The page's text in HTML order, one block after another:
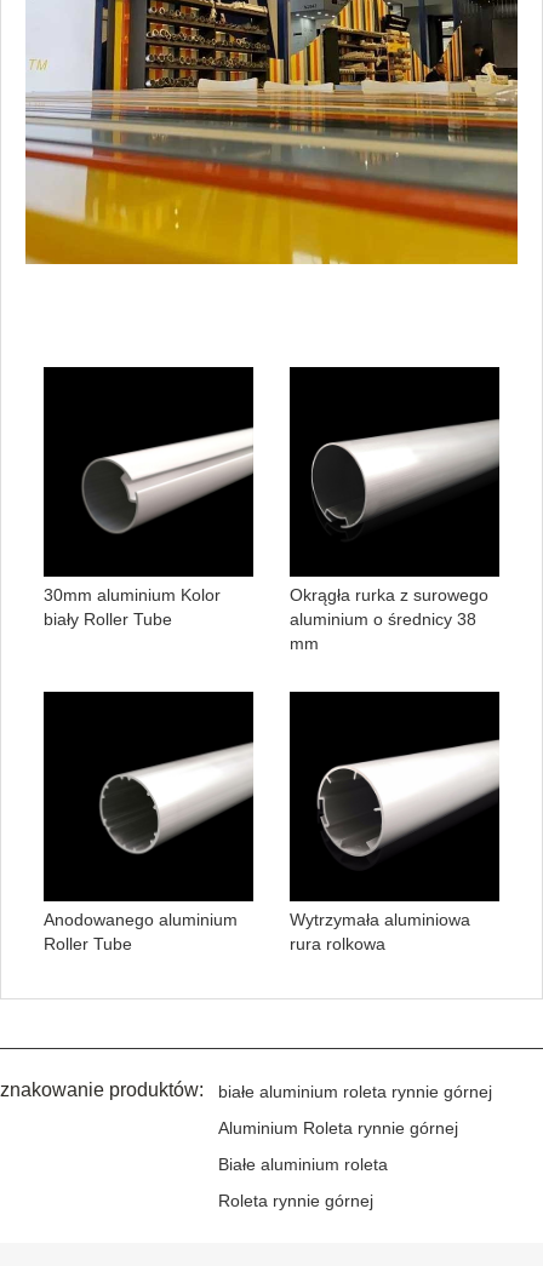
30mm aluminium Kolor
biały Roller Tube
Okrągła rurka z surowego
aluminium o średnicy 38
mm
Anodowanego aluminium
Roller Tube
Wytrzymała aluminiowa
rura rolkowa
znakowanie produktów:
białe aluminium roleta rynnie górnej
Aluminium Roleta rynnie górnej
Białe aluminium roleta
Roleta rynnie górnej